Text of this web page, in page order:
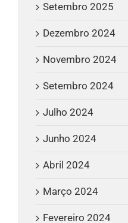
Setembro 2025
Dezembro 2024
Novembro 2024
Setembro 2024
Julho 2024
Junho 2024
Abril 2024
Março 2024
Fevereiro 2024